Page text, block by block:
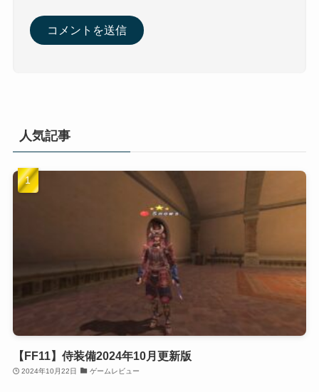
人気記事
【FF11】侍装備2024年10月更新版
2024年10月22日 ゲームレビュー